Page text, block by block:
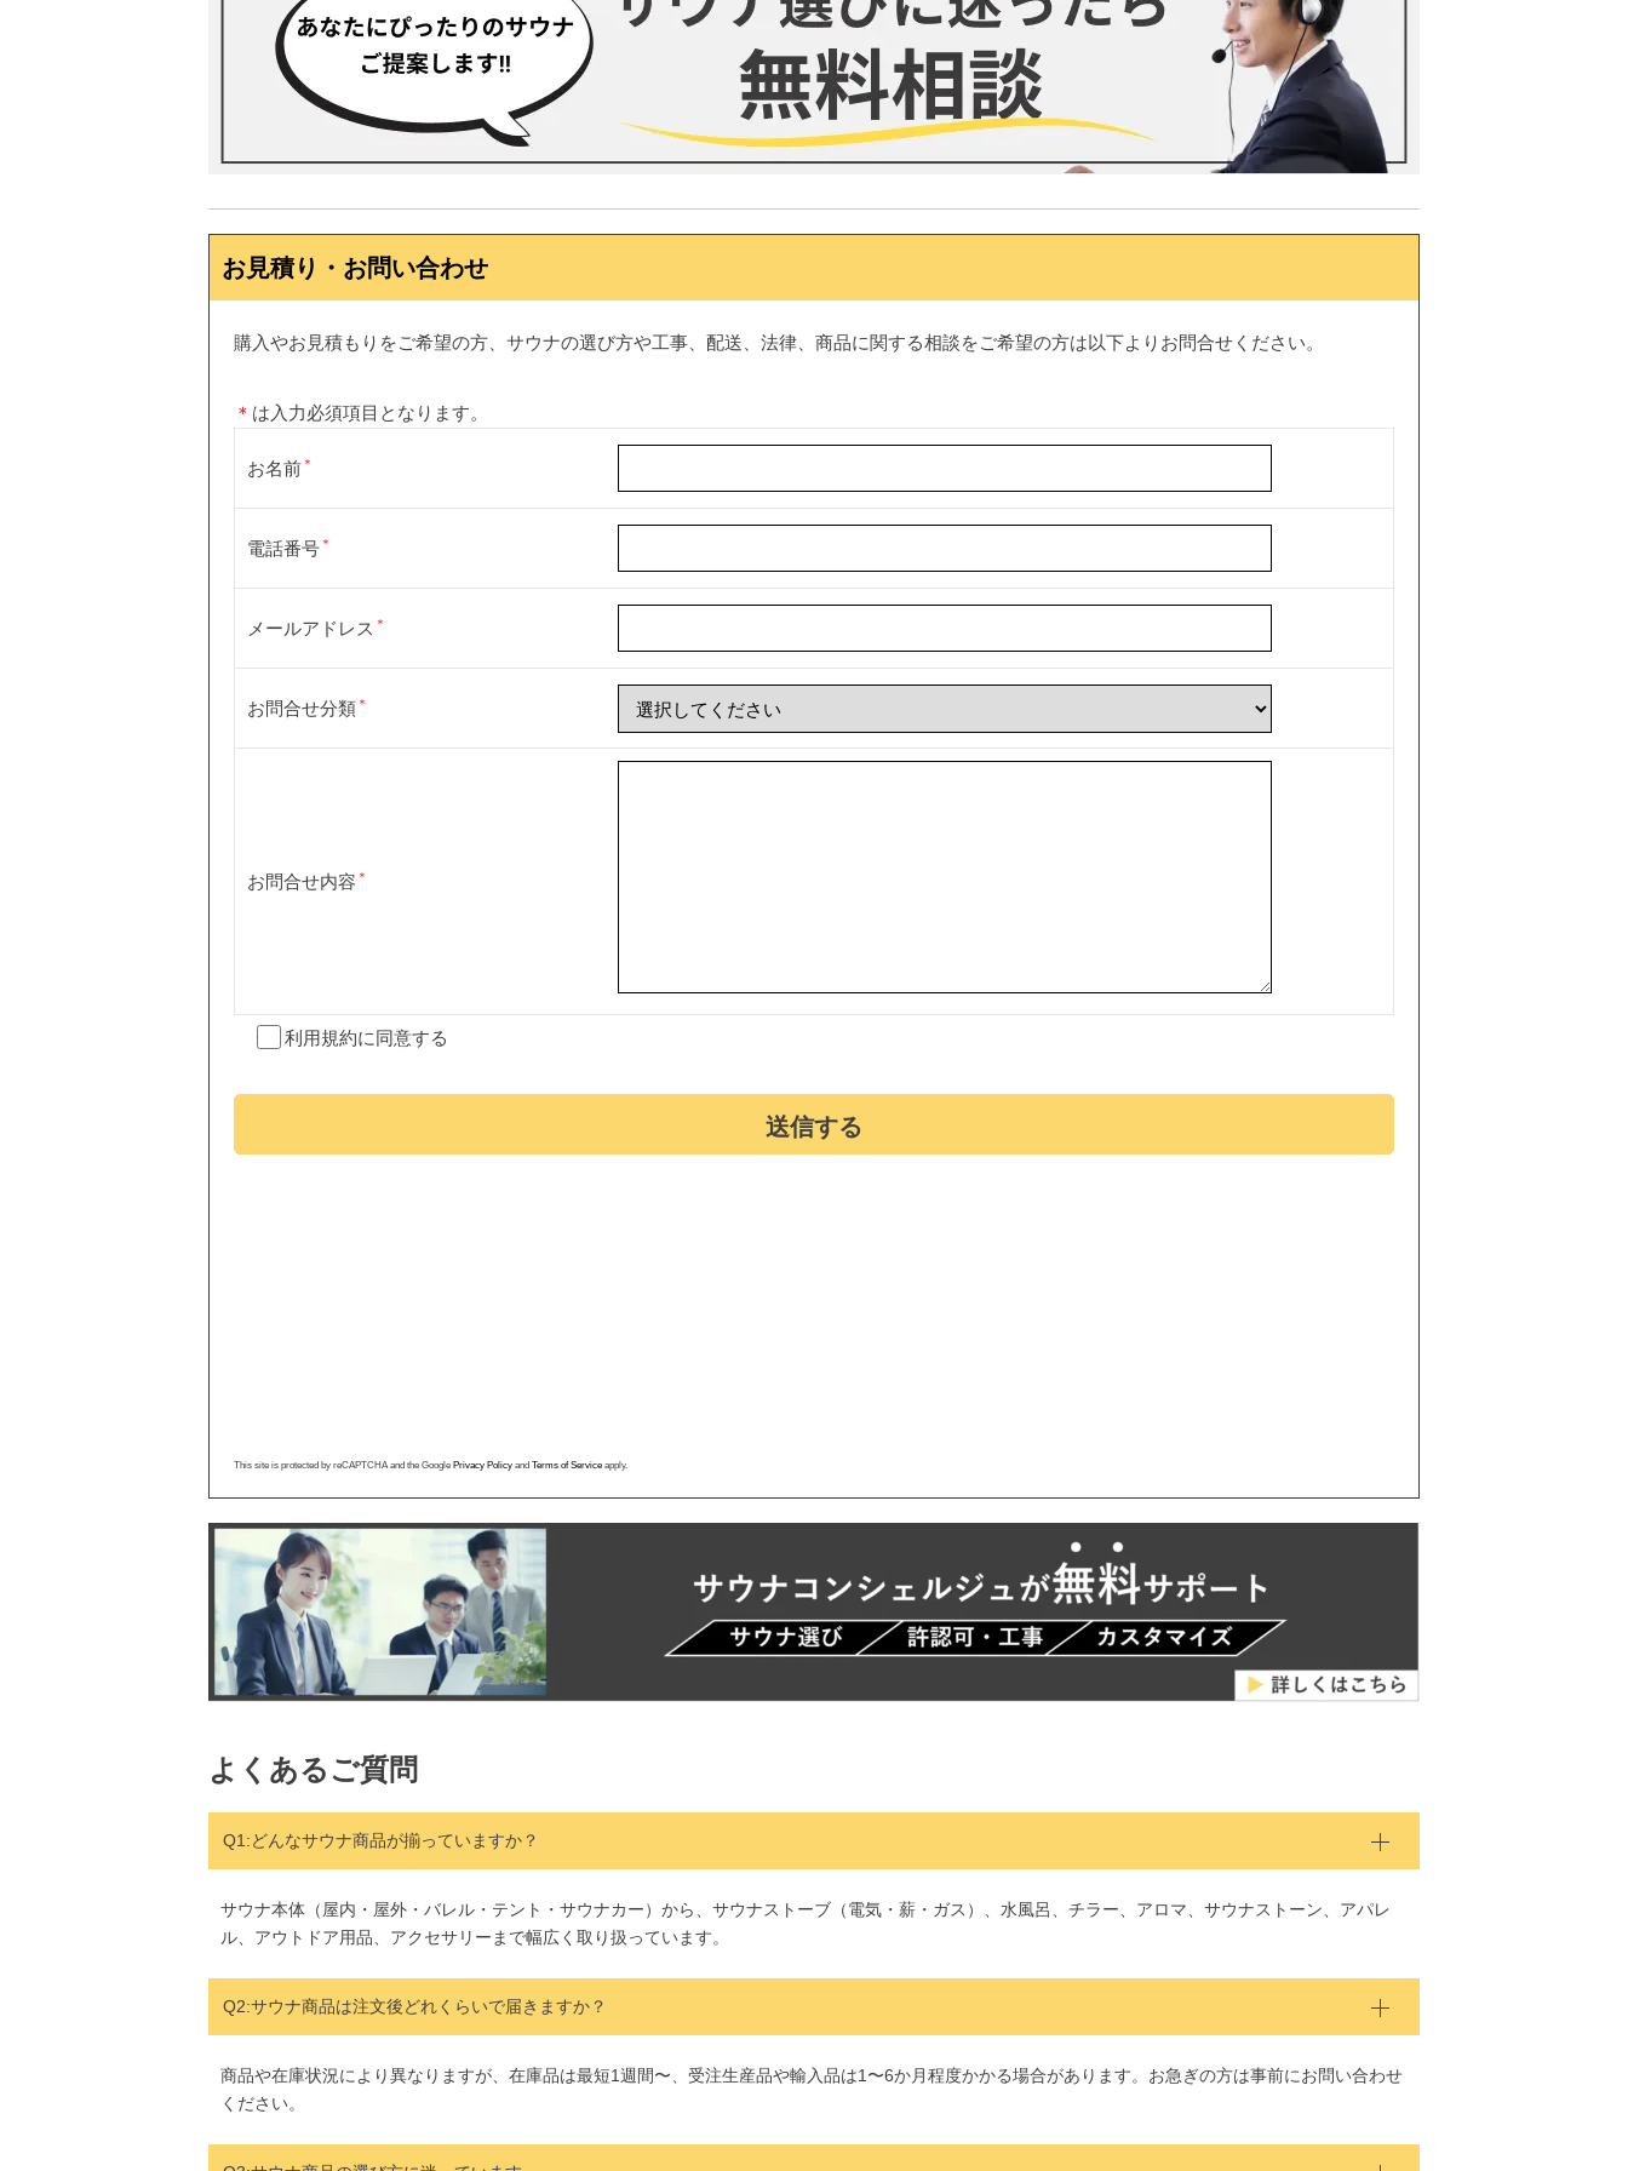
お見積り・お問い合わせ
購入やお見積もりをご希望の方、サウナの選び方や工事、配送、法律、商品に関する相談をご希望の方は以下よりお問合せください。
＊ は入力必須項目となります。
お名前
電話番号
メールアドレス
お問合せ分類
お問合せ内容
利用規約に同意する
送信する
This site is protected by reCAPTCHA and the Google Privacy Policy and Terms of Service apply.
よくあるご質問
Q1:どんなサウナ商品が揃っていますか？
サウナ本体（屋内・屋外・バレル・テント・サウナカー）から、サウナストーブ（電気・薪・ガス）、水風呂、チラー、アロマ、サウナストーン、アパレ
ル、アウトドア用品、アクセサリーまで幅広く取り扱っています。
Q2:サウナ商品は注文後どれくらいで届きますか？
商品や在庫状況により異なりますが、在庫品は最短1週間〜、受注生産品や輸入品は1〜6か月程度かかる場合があります。お急ぎの方は事前にお問い合わせ
ください。